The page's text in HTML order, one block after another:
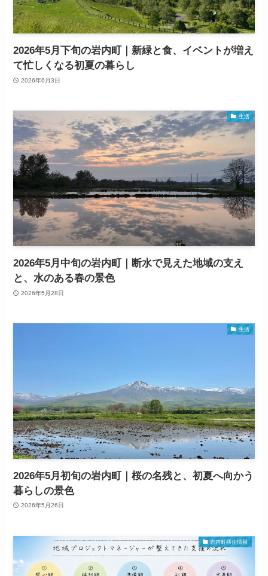
2026年5月下旬の岩内町｜新緑と食、イベントが増え
て忙しくなる初夏の暮らし
2026年6月3日
生活
2026年5月中旬の岩内町｜断水で見えた地域の支え
と、水のある春の景色
2026年5月28日
生活
2026年5月初旬の岩内町｜桜の名残と、初夏へ向かう
暮らしの景色
2026年5月26日
岩内町移住情報